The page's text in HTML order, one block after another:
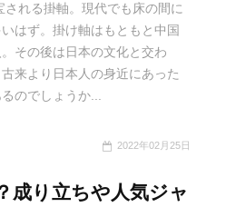
れる掛軸。現代でも床の間に
はず。掛け軸はもともと中国
その後は日本の文化と交わ
来より日本人の身近にあった
のでしょうか...
2022年02月25日
成り立ちや人気ジャ